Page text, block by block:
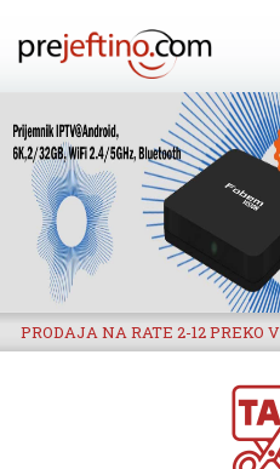
PRODAJA NA RATE 2-12 PREKO